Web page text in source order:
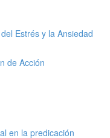
Estrés y la Ansiedad
de Acción
en la predicación